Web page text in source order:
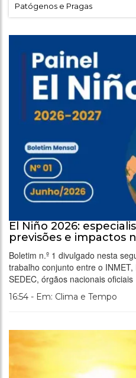
Patógenos e Pragas
El Niño 2026:
previsões e impactos
Boletim n.º 1 divulgado nesta
trabalho conjunto entre o
SEDEC, órgãos nacionais oficiais
16:54 - Em: Clima e Tempo